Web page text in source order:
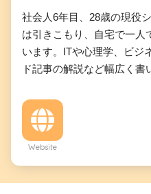
社会人6年目、28歳の現役
は引きこもり、自宅で一人
います。ITや心理学、ビジ
ド記事の解説など幅広く書
Website